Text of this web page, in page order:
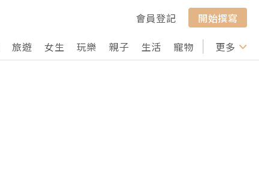
會員登記
開始撰寫
旅遊 女生 玩樂 親子 生活 寵物 行山 打卡
更多